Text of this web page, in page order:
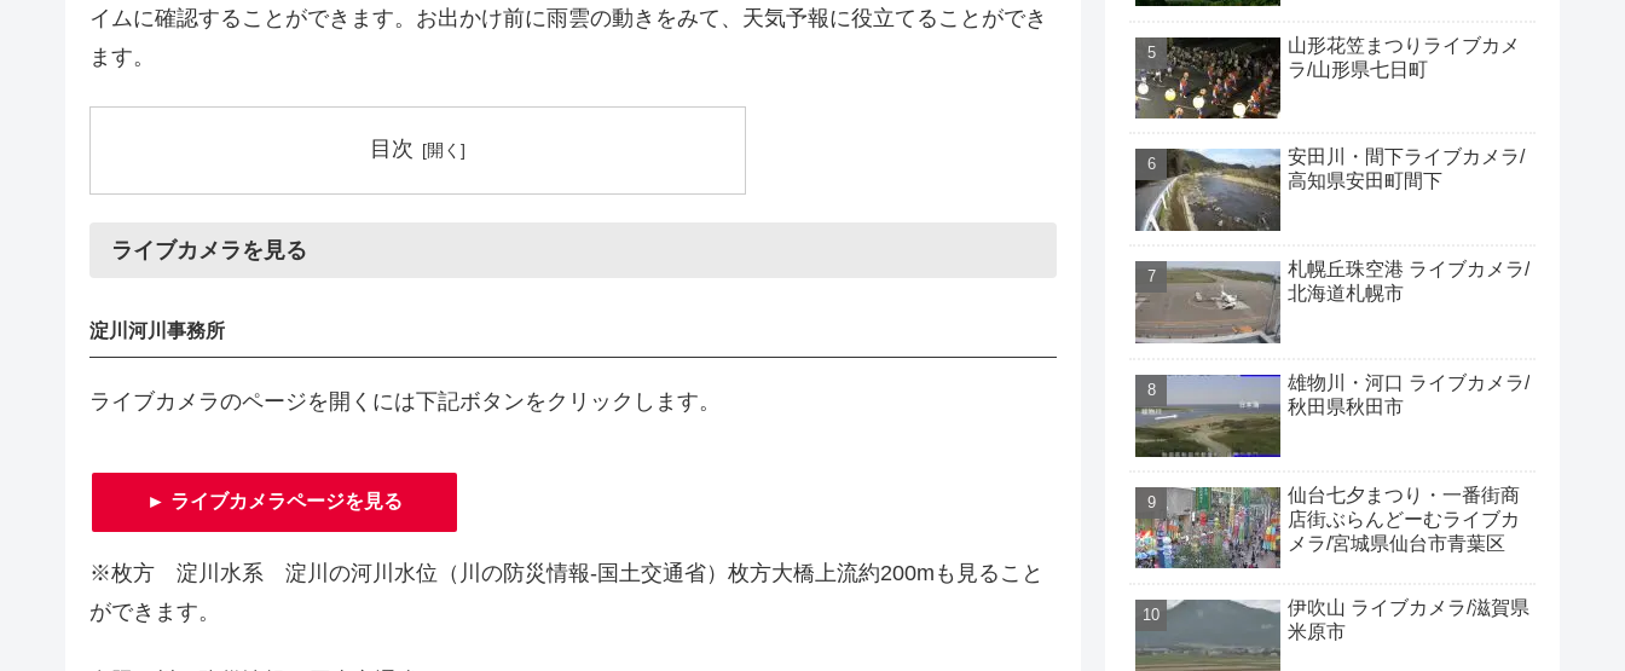
イムに確認することができます。お出かけ前に雨雲の動きをみて、天気予報に役立てることができ
ます。
目次
ライブカメラを見る
淀川河川事務所
ライブカメラのページを開くには下記ボタンをクリックします。
► ライブカメラページを見る
※枚方 淀川水系 淀川の河川水位（川の防災情報-国土交通省）枚方大橋上流約200mも見ること
ができます。
山形花笠まつりライブカメ
ラ/山形県七日町
安田川・間下ライブカメラ/
高知県安田町間下
札幌丘珠空港 ライブカメラ/
北海道札幌市
雄物川・河口 ライブカメラ/
秋田県秋田市
仙台七夕まつり・一番街商
店街ぶらんどーむライブカ
メラ/宮城県仙台市青葉区
伊吹山 ライブカメラ/滋賀県
米原市